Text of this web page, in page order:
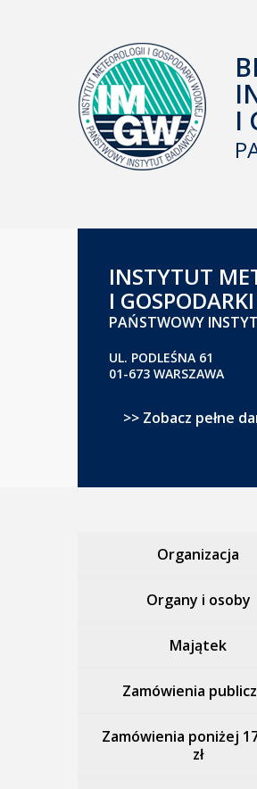
I
INSTYTUT
I
PAŃSTWOWY
UL. PODLEŚNA 61
01-673 WARSZAWA
>> Zobacz pełne
Organizacja
Organy i osoby
Majątek
Zamówienia
Zamówienia poniżej
zł